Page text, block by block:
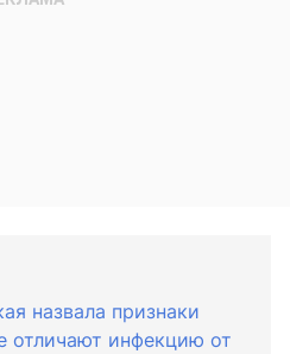
назвала признаки
отличают инфекцию от